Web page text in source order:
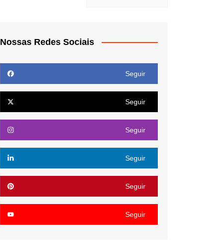
Nossas Redes Sociais
Seguir
Seguir
Seguir
Seguir
Seguir
Seguir